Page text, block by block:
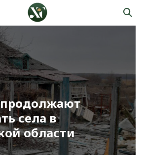
села в
области